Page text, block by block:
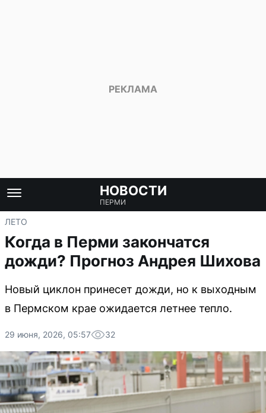
НОВОСТИ
ПЕРМИ
ЛЕТО
Когда в Перми закончатся
дожди? Прогноз Андрея Шихова
Новый циклон принесет дожди, но к выходным
в Пермском крае ожидается летнее тепло.
29 июня, 2026, 05:57 32